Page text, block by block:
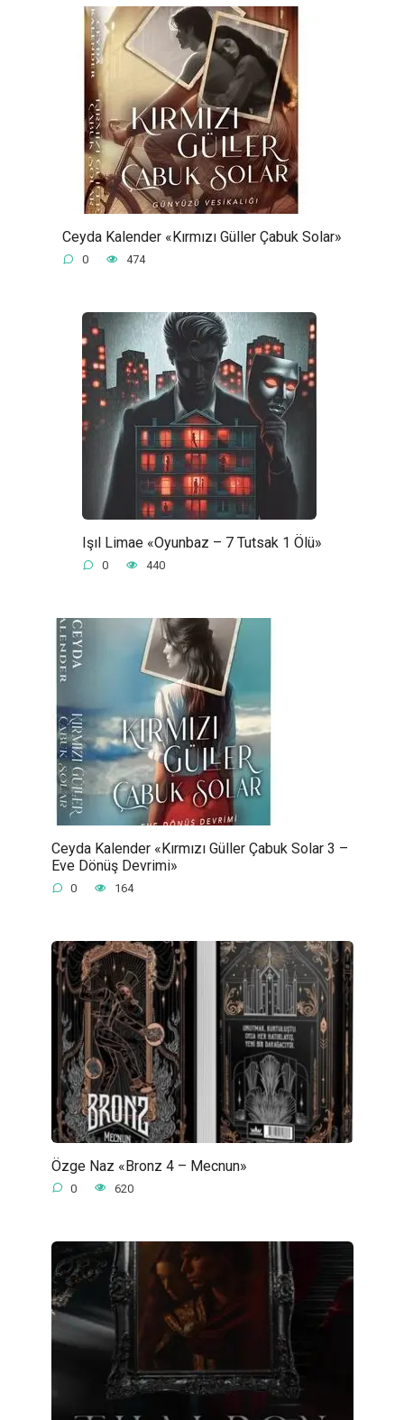
Ceyda Kalender «Kırmızı Güller Çabuk Solar»
0 474
Işıl Limae «Oyunbaz – 7 Tutsak 1 Ölü»
0 440
Ceyda Kalender «Kırmızı Güller Çabuk Solar 3 –
Eve Dönüş Devrimi»
0 164
Özge Naz «Bronz 4 – Mecnun»
0 620